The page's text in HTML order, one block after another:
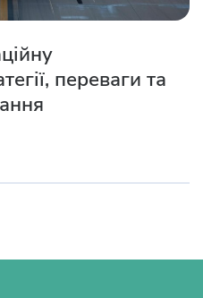
переваги та